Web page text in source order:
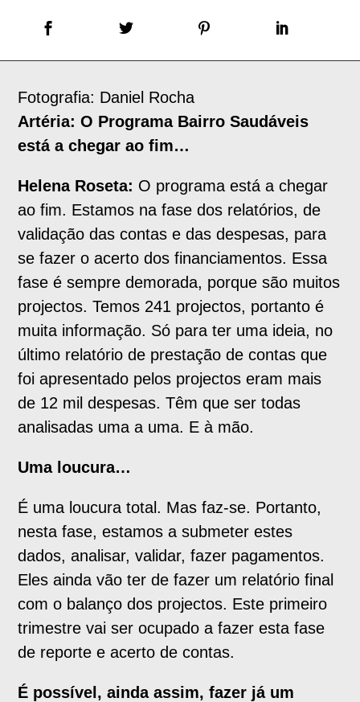
Fotografia: Daniel Rocha
Artéria: O Programa Bairro Saudáveis
está a chegar ao fim…
Helena Roseta: O programa está a chegar
ao fim. Estamos na fase dos relatórios, de
validação das contas e das despesas, para
se fazer o acerto dos financiamentos. Essa
fase é sempre demorada, porque são muitos
projectos. Temos 241 projectos, portanto é
muita informação. Só para ter uma ideia, no
último relatório de prestação de contas que
foi apresentado pelos projectos eram mais
de 12 mil despesas. Têm que ser todas
analisadas uma a uma. E à mão.
Uma loucura…
É uma loucura total. Mas faz-se. Portanto,
nesta fase, estamos a submeter estes
dados, analisar, validar, fazer pagamentos.
Eles ainda vão ter de fazer um relatório final
com o balanço dos projectos. Este primeiro
trimestre vai ser ocupado a fazer esta fase
de reporte e acerto de contas.
É possível, ainda assim, fazer já um